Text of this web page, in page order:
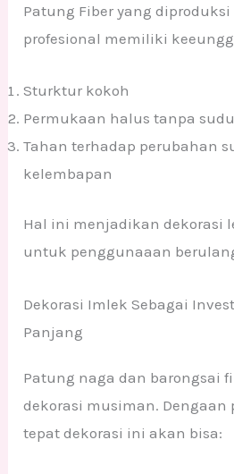
Patung Fiber yang
profesional memiliki
Sturktur kokoh
Permukaan halus tanpa
Tahan terhadap perubahan
kelembapan
Hal ini menjadikan dekorasi
untuk penggunaaan
Dekorasi Imlek Sebagai
Panjang
Patung naga dan barongsai
dekorasi musiman. Dengaan
tepat dekorasi ini akan bisa: